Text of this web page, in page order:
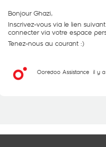
Bonjour Ghazi,
Inscrivez-vous via le lien
connecter via votre espace
Tenez-nous au courant :)
Ooredoo Assistance il y